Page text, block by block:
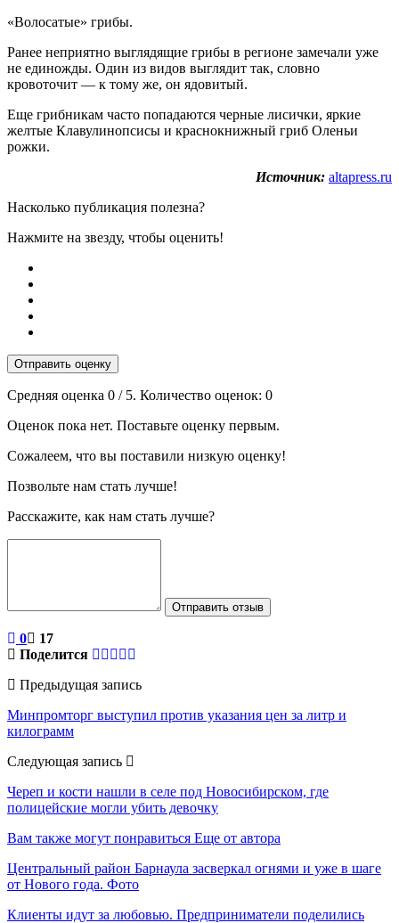
«Волосатые» грибы.
Ранее неприятно выглядящие грибы в регионе замечали уже
не единожды. Один из видов выглядит так, словно
кровоточит — к тому же, он ядовитый.
Еще грибникам часто попадаются черные лисички, яркие
желтые Клавулинопсисы и краснокнижный гриб Оленьи
рожки.
Источник: altapress.ru
Насколько публикация полезна?
Нажмите на звезду, чтобы оценить!
Отправить оценку
Средняя оценка 0 / 5. Количество оценок: 0
Оценок пока нет. Поставьте оценку первым.
Сожалеем, что вы поставили низкую оценку!
Позвольте нам стать лучше!
Расскажите, как нам стать лучше?
Отправить отзыв
0
17
Поделится
Предыдущая запись
Минпромторг выступил против указания цен за литр и
килограмм
Следующая запись
Череп и кости нашли в селе под Новосибирском, где
полицейские могли убить девочку
Вам также могут понравиться Еще от автора
Центральный район Барнаула засверкал огнями и уже в шаге
от Нового года. Фото
Клиенты идут за любовью. Предприниматели поделились